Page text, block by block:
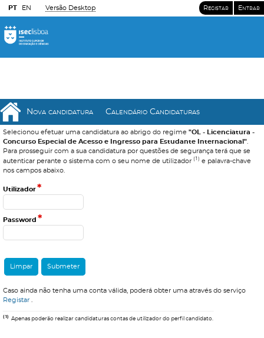
PT EN Versão Desktop Registar Entrar
Nova candidatura Calendário Candidaturas
Selecionou efetuar uma candidatura ao abrigo do regime "OL - Licenciatura -
Concurso Especial de Acesso e Ingresso para Estudante Internacional"
Para prosseguir com a sua candidatura por questões de segurança terá que se
autenticar perante o sistema com o seu nome de utilizador (1) e palavra-chave
nos campos abaixo.
Utilizador*
Password *
Caso ainda não tenha uma conta válida, poderá obter uma através do serviço
Registar
(1) Apenas poderão realizar candidaturas contas de utilizador do perfil candidato.